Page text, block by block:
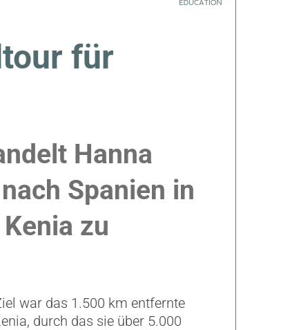
für
Hanna
Spanien in
zu
war das 1.500 km entfernte
durch das sie über 5.000